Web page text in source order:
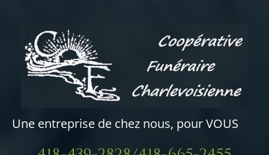
Une entreprise de chez nous, pour VOUS